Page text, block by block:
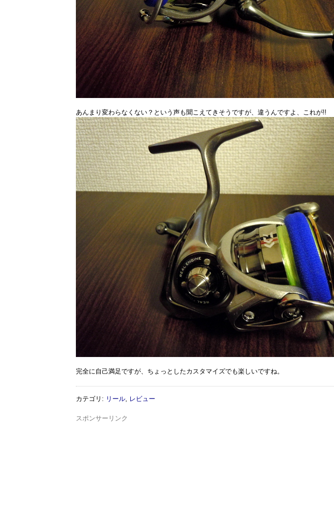
あんまり変わらなくない？という声も聞こえてきそうですが、違うんですよ、これが!!
完全に自己満足ですが、ちょっとしたカスタマイズでも楽しいですね。
カテゴリ : リール レビュー
スポンサーリンク